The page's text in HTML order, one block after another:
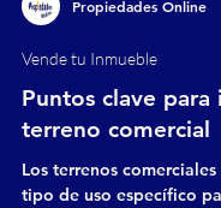
Propiedades Online
Puntos clave para